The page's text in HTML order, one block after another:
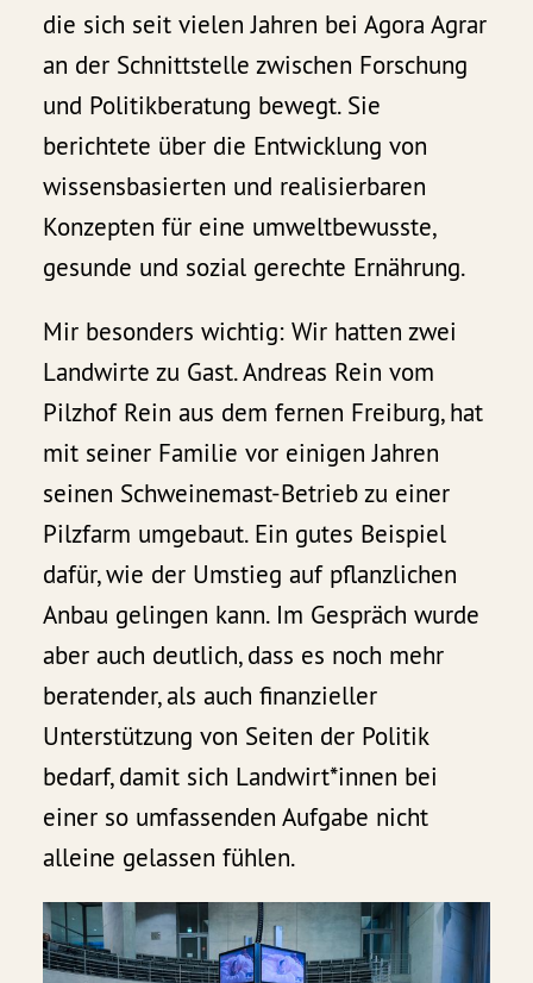
die sich seit vielen Jahren bei Agora Agrar
an der Schnittstelle zwischen Forschung
und Politikberatung bewegt. Sie
berichtete über die Entwicklung von
wissensbasierten und realisierbaren
Konzepten für eine umweltbewusste,
gesunde und sozial gerechte Ernährung.
Mir besonders wichtig: Wir hatten zwei
Landwirte zu Gast. Andreas Rein vom
Pilzhof Rein aus dem fernen Freiburg, hat
mit seiner Familie vor einigen Jahren
seinen Schweinemast-Betrieb zu einer
Pilzfarm umgebaut. Ein gutes Beispiel
dafür, wie der Umstieg auf pflanzlichen
Anbau gelingen kann. Im Gespräch wurde
aber auch deutlich, dass es noch mehr
beratender, als auch finanzieller
Unterstützung von Seiten der Politik
bedarf, damit sich Landwirt*innen bei
einer so umfassenden Aufgabe nicht
alleine gelassen fühlen.